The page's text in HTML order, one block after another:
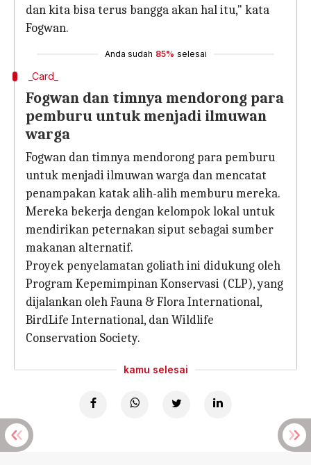
dan kita bisa terus bangga akan hal itu," kata
Fogwan.
Anda sudah 85% selesai
_Card_
Fogwan dan timnya mendorong para
pemburu untuk menjadi ilmuwan
warga
Fogwan dan timnya mendorong para pemburu
untuk menjadi ilmuwan warga dan mencatat
penampakan katak alih-alih memburu mereka.
Mereka bekerja dengan kelompok lokal untuk
mendirikan peternakan siput sebagai sumber
makanan alternatif.
Proyek penyelamatan goliath ini didukung oleh
Program Kepemimpinan Konservasi (CLP), yang
dijalankan oleh Fauna & Flora International,
BirdLife International, dan Wildlife
Conservation Society.
kamu selesai